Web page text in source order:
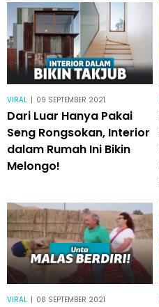
VIRAL | 09 SEPTEMBER 2021
Dari Luar Hanya Pakai
Seng Rongsokan, Interior
dalam Rumah Ini Bikin
Melongo!
VIRAL | 08 SEPTEMBER 2021